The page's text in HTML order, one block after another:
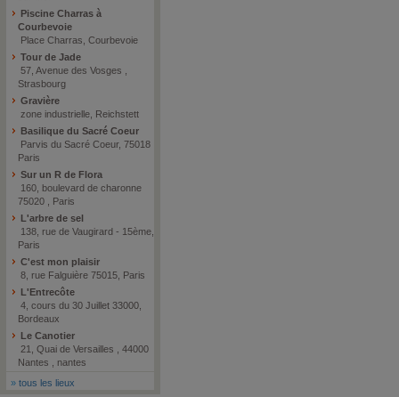
Piscine Charras à
Courbevoie
Place Charras, Courbevoie
Tour de Jade
57, Avenue des Vosges ,
Strasbourg
Gravière
zone industrielle, Reichstett
Basilique du Sacré Coeur
Parvis du Sacré Coeur, 75018
Paris
Sur un R de Flora
160, boulevard de charonne
75020 , Paris
L'arbre de sel
138, rue de Vaugirard - 15ème,
Paris
C'est mon plaisir
8, rue Falguière 75015, Paris
L'Entrecôte
4, cours du 30 Juillet 33000,
Bordeaux
Le Canotier
21, Quai de Versailles , 44000
Nantes , nantes
» tous les lieux